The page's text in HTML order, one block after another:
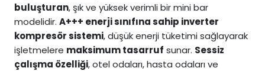
buluşturan, şık ve yüksek verimli bir mini bar
modelidir. A+++ enerji sınıfına sahip inverter
kompresör sistemi, düşük enerji tüketimi sağlayarak
işletmelere maksimum tasarruf sunar. Sessiz
çalışma özelliği, otel odaları, hasta odaları ve